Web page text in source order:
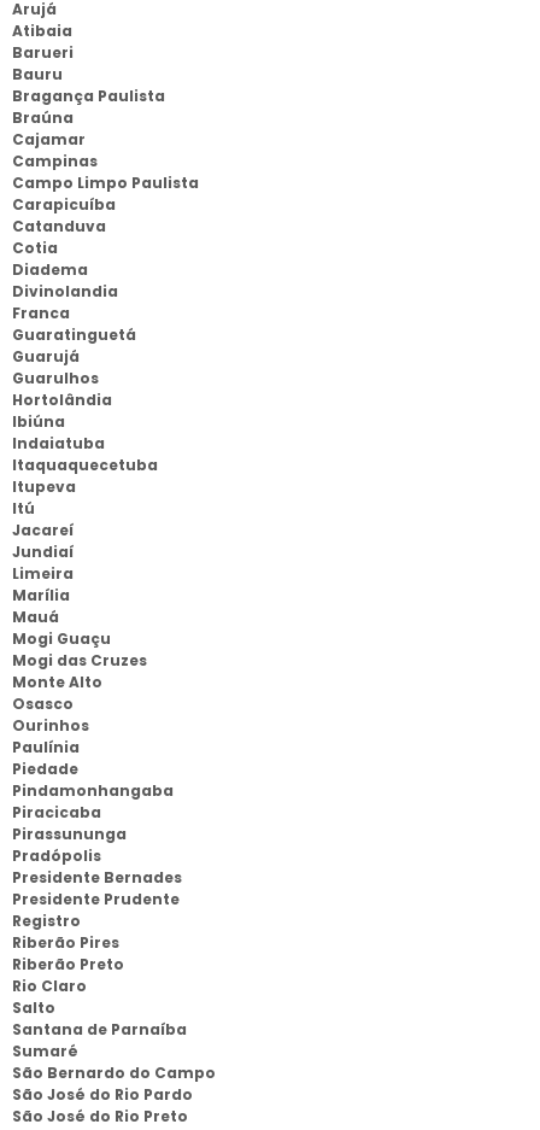
Arujá
Atibaia
Barueri
Bauru
Bragança Paulista
Braúna
Cajamar
Campinas
Campo Limpo Paulista
Carapicuíba
Catanduva
Cotia
Diadema
Divinolandia
Franca
Guaratinguetá
Guarujá
Guarulhos
Hortolândia
Ibiúna
Indaiatuba
Itaquaquecetuba
Itupeva
Itú
Jacareí
Jundiaí
Limeira
Marília
Mauá
Mogi Guaçu
Mogi das Cruzes
Monte Alto
Osasco
Ourinhos
Paulínia
Piedade
Pindamonhangaba
Piracicaba
Pirassununga
Pradópolis
Presidente Bernades
Presidente Prudente
Registro
Riberão Pires
Riberão Preto
Rio Claro
Salto
Santana de Parnaíba
Sumaré
São Bernardo do Campo
São José do Rio Pardo
São José do Rio Preto